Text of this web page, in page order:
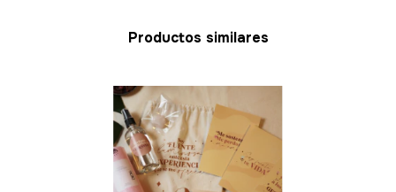
Productos similares